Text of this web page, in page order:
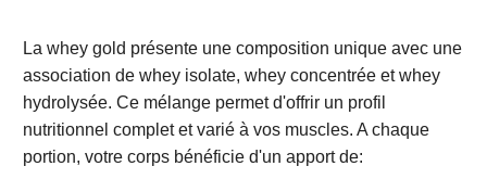
La whey gold présente une composition unique avec une
association de whey isolate, whey concentrée et whey
hydrolysée. Ce mélange permet d'offrir un profil
nutritionnel complet et varié à vos muscles. A chaque
portion, votre corps bénéficie d'un apport de: